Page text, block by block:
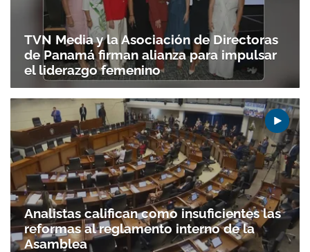
TVN Media y la Asociación de Directoras
de Panamá firman alianza para impulsar
el liderazgo femenino
Analistas califican como insuficientes las
reformas al reglamento interno de la
Asamblea